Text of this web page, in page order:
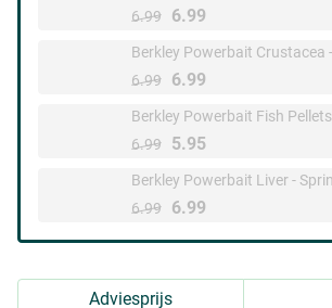
6.99
6.99
Berkley Powerbait Crustacea
6.99
6.99
Berkley Powerbait Fish
6.99
5.95
Berkley Powerbait Liver -
6.99
6.99
Adviesprijs